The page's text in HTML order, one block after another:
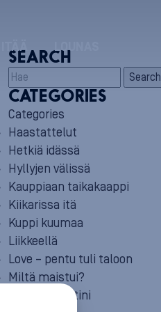
ITÄÄ LOUNAS
SEARCH
Search
CATEGORIES
Categories
Haastattelut
Hetkiä idässä
Hyllyjen välissä
Kauppiaan taikakaappi
Kiikarissa itä
Kuppi kuumaa
Liikkeellä
Love – pentu tuli taloon
Miltä maistui?
Minun reseptini